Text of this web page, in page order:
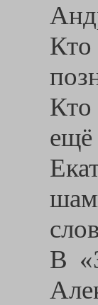
Кто
В